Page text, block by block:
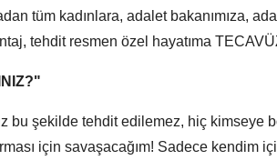
tüm kadınlara, adalet bakanımıza,
tehdit resmen özel hayatıma
bu şekilde tehdit edilemez, hiç kimseye
için savaşacağım! Sadece kendim